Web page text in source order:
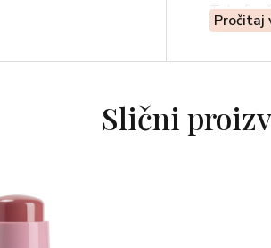
Tekući
Pročitaj
Slični